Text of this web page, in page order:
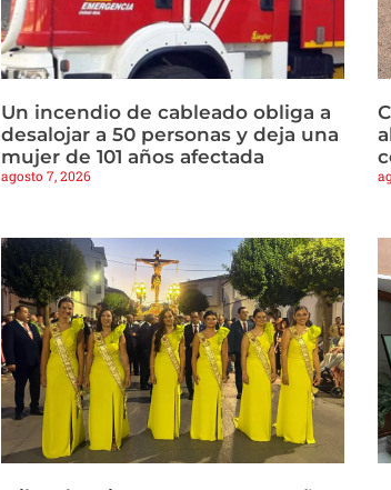
Un incendio de cableado obliga a
desalojar a 50 personas y deja una
mujer de 101 años afectada
agosto 7, 2026